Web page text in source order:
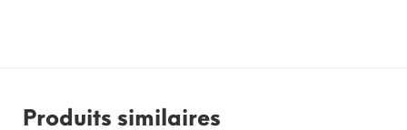
Produits similaires